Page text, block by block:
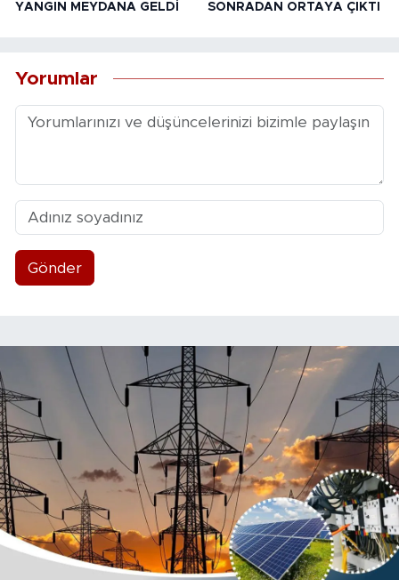
YANGIN MEYDANA GELDİ
SONRADAN ORTAYA ÇIKTI
Yorumlar
Gönder